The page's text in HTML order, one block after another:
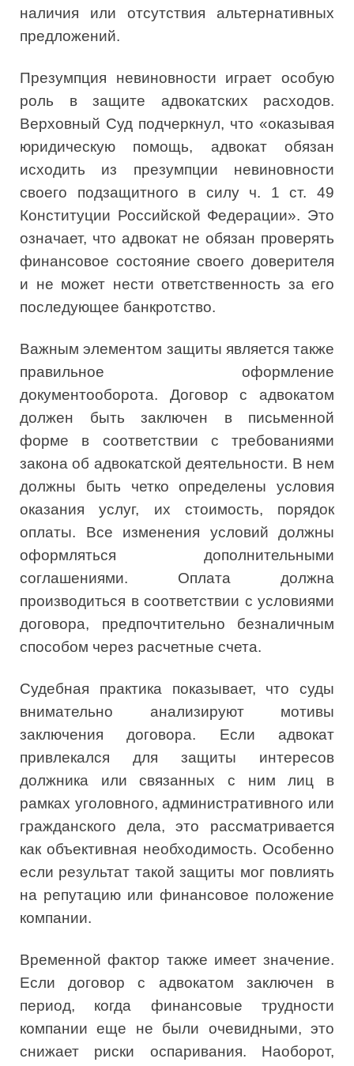
наличия или отсутствия альтернативных
предложений.
Презумпция невиновности играет особую
роль в защите адвокатских расходов.
Верховный Суд подчеркнул, что «оказывая
юридическую помощь, адвокат обязан
исходить из презумпции невиновности
своего подзащитного в силу ч. 1 ст. 49
Конституции Российской Федерации». Это
означает, что адвокат не обязан проверять
финансовое состояние своего доверителя
и не может нести ответственность за его
последующее банкротство.
Важным элементом защиты является также
правильное оформление
документооборота. Договор с адвокатом
должен быть заключен в письменной
форме в соответствии с требованиями
закона об адвокатской деятельности. В нем
должны быть четко определены условия
оказания услуг, их стоимость, порядок
оплаты. Все изменения условий должны
оформляться дополнительными
соглашениями. Оплата должна
производиться в соответствии с условиями
договора, предпочтительно безналичным
способом через расчетные счета.
Судебная практика показывает, что суды
внимательно анализируют мотивы
заключения договора. Если адвокат
привлекался для защиты интересов
должника или связанных с ним лиц в
рамках уголовного, административного или
гражданского дела, это рассматривается
как объективная необходимость. Особенно
если результат такой защиты мог повлиять
на репутацию или финансовое положение
компании.
Временной фактор также имеет значение.
Если договор с адвокатом заключен в
период, когда финансовые трудности
компании еще не были очевидными, это
снижает риски оспаривания. Наоборот,